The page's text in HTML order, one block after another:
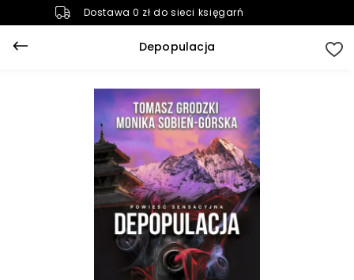
Dostawa 0 zł do sieci księgarń
Depopulacja